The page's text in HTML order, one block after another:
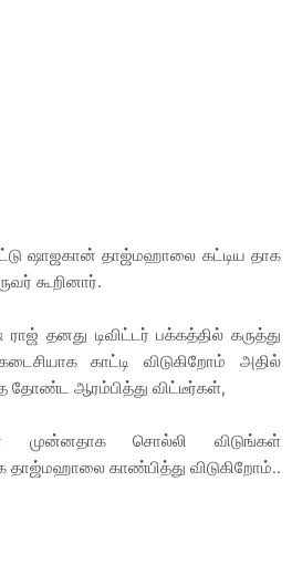
ஷாஜகான் தாஜ்மஹாலை கட்டிய தாக
கூறினார்.
ராஜ் தனது டிவிட்டர் பக்கத்தில் கருத்து
காட்டி விடுகிறோம் அதில்
தோண்ட ஆரம்பித்து விட்டீர்கள்,
முன்னதாக சொல்லி விடுங்கள்
தாஜ்மஹாலை காண்பித்து விடுகிறோம்..